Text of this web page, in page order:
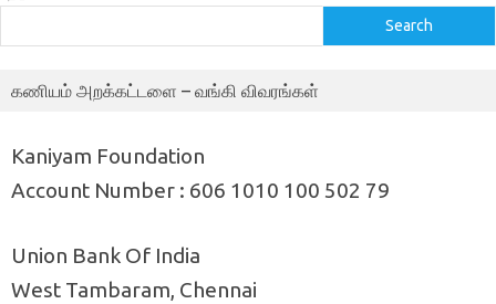
Search
கணியம் அறக்கட்டளை – வங்கி விவரங்கள்
Kaniyam Foundation
Account Number : 606 1010 100 502 79
Union Bank Of India
West Tambaram, Chennai